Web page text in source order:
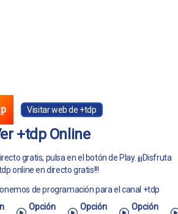
Visitar web de +tdp
+tdp Online
gratis, pulsa en el botón de Play. ¡¡¡Disfruta
online en directo gratis!!!
de programación para el canal +tdp
Opción
Opción
Opción